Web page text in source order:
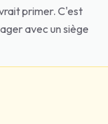
primer. C'est
avec un siège